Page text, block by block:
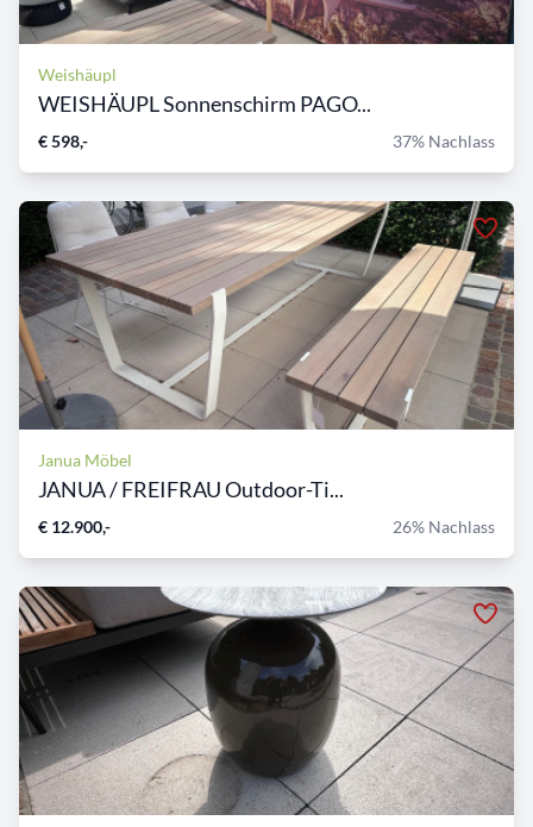
Weishäupl
WEISHÄUPL Sonnenschirm PAGO...
€ 598,- 37% Nachlass
Janua Möbel
JANUA / FREIFRAU Outdoor-Ti...
€ 12.900,- 26% Nachlass